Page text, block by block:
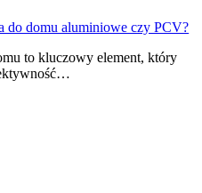
do domu aluminiowe czy PCV?
to kluczowy element, który